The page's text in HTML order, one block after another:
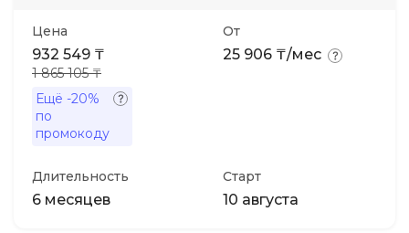
Цена
932 549 ₸
1 865 105 ₸
Ещё -20%
по
промокоду
От
25 906 ₸/мес
Длительность
6 месяцев
Старт
10 августа